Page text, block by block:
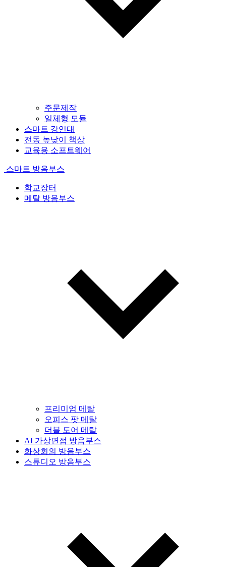
주문제작
일체형 모듈
스마트 강연대
전동 높낮이 책상
교육용 소프트웨어
스마트 방음부스
학교장터
메탈 방음부스
프리미엄 메탈
오피스 팟 메탈
더블 도어 메탈
AI 가상면접 방음부스
화상회의 방음부스
스튜디오 방음부스